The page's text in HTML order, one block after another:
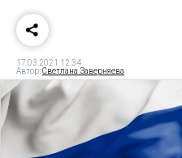
17.03.2021 12:34
Автор:Светлана Заверняева